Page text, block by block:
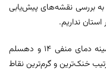
به بررسی نقشه‌های پیش‌یابی
نداریم.
وی افزود: در ۲۴ ساعت گذشته سربیشه با کمینه دمای منفی ۱۴ و دهسلم
سانتیگراد به ترتیب خنک‌ترین و گرم‌ترین نقاط